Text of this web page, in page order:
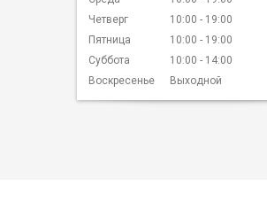
Четверг
10:00
19:00
Пятница
10:00
19:00
Суббота
10:00
14:00
Воскресенье
Выходной